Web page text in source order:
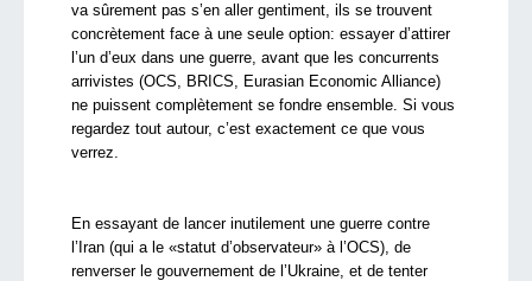
va sûrement pas s’en aller gentiment, ils se trouvent
concrètement face à une seule option: essayer d’attirer
l’un d’eux dans une guerre, avant que les concurrents
arrivistes (OCS, BRICS, Eurasian Economic Alliance)
ne puissent complètement se fondre ensemble. Si vous
regardez tout autour, c’est exactement ce que vous
verrez.
En essayant de lancer inutilement une guerre contre
l’Iran (qui a le «statut d’observateur» à l’OCS), de
renverser le gouvernement de l’Ukraine, et de tenter